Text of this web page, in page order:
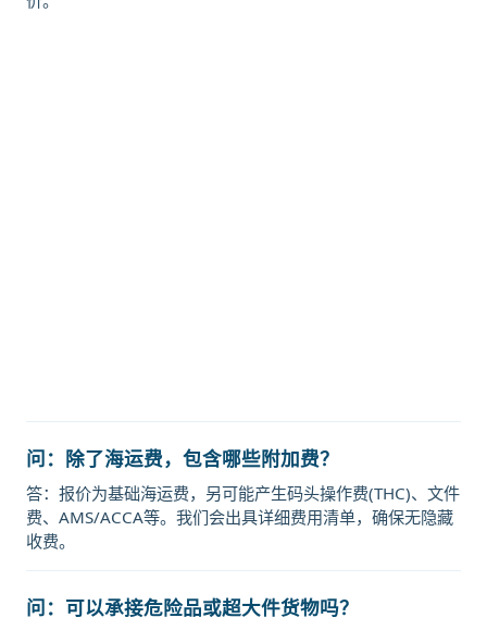
问：除了海运费，包含哪些附加费？
答：报价为基础海运费，另可能产生码头操作费(THC)、文件
费、AMS/ACCA等。我们会出具详细费用清单，确保无隐藏
收费。
问：可以承接危险品或超大件货物吗？